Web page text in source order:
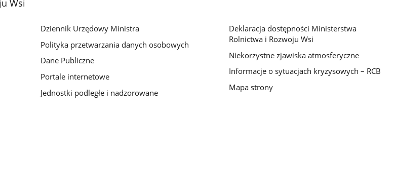
Wsi
Dziennik Urzędowy Ministra
Polityka przetwarzania danych osobowych
Dane Publiczne
Portale internetowe
Jednostki podległe i nadzorowane
Deklaracja dostępności Ministerstwa
Rolnictwa i Rozwoju Wsi
Niekorzystne zjawiska atmosferyczne
Informacje o sytuacjach kryzysowych – RCB
Mapa strony